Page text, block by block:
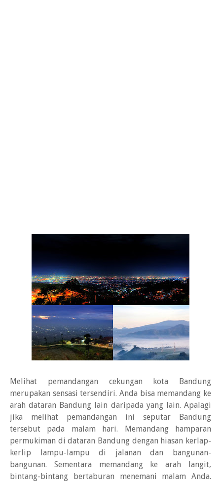
Melihat pemandangan cekungan kota Bandung
merupakan sensasi tersendiri. Anda bisa memandang ke
arah dataran Bandung lain daripada yang lain. Apalagi
jika melihat pemandangan ini seputar Bandung
tersebut pada malam hari. Memandang hamparan
permukiman di dataran Bandung dengan hiasan kerlap-
kerlip lampu-lampu di jalanan dan bangunan-
bangunan. Sementara memandang ke arah langit,
bintang-bintang bertaburan menemani malam Anda.